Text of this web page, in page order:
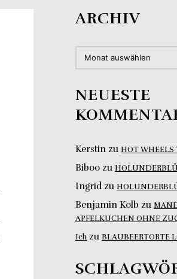
ARCHIV
NEUESTE
Kerstin zu HOT WHEELS
Biboo zu
Ingrid zu
Benjamin Kolb zu
APFELKUCHEN OHNE
Ich zu BLAUBEERTORTE